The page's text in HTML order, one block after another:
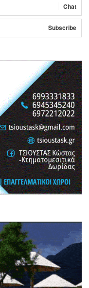
Chat
Subscribe